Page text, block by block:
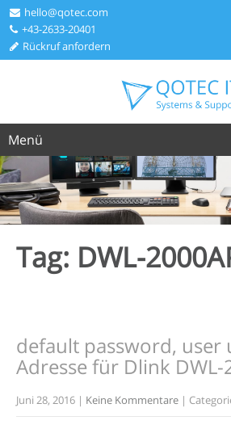
hello@qotec.com
+43-2633-20401
Rückruf anfordern
Menü
Tag: DWL-
default password, user
Adresse für Dlink DWL-
Juni 28, 2016 | Keine Kommentare |